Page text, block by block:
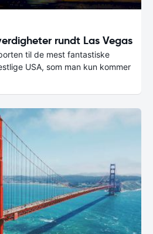
rundt Las Vegas
til de mest fantastiske
USA, som man kun kommer